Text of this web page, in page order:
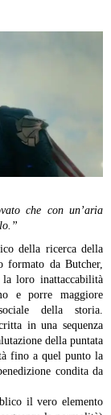
che con un’aria
della ricerca della
formato da Butcher,
loro inattaccabilità
e porre maggiore
della storia.
in una sequenza
della puntata
fino a quel punto la
condita da
il vero elemento